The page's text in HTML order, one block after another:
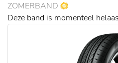
ZOMERBAND
Deze band is momenteel